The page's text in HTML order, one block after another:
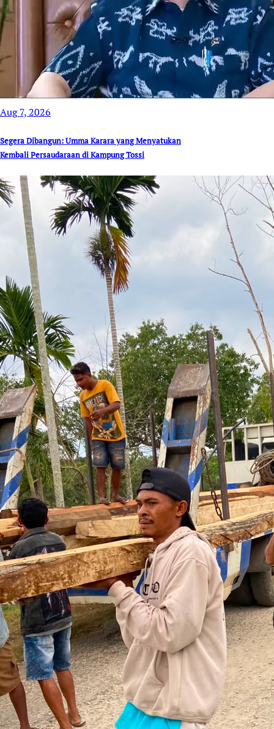
Aug 7, 2026
Segera Dibangun: Umma Karara yang Menyatukan
Kembali Persaudaraan di Kampung Tossi